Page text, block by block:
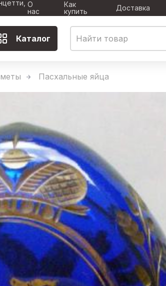
О
нас
Как
купить
Доставка
Каталог
Пасхальные яйца